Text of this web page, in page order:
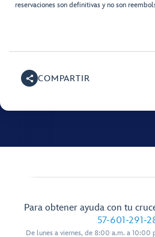
reservaciones son definitivas y no son
COMPARTIR
Para obtener ayuda con tu
57-601-291-
De lunes a viernes, de 8:00 a.m. a 10:00